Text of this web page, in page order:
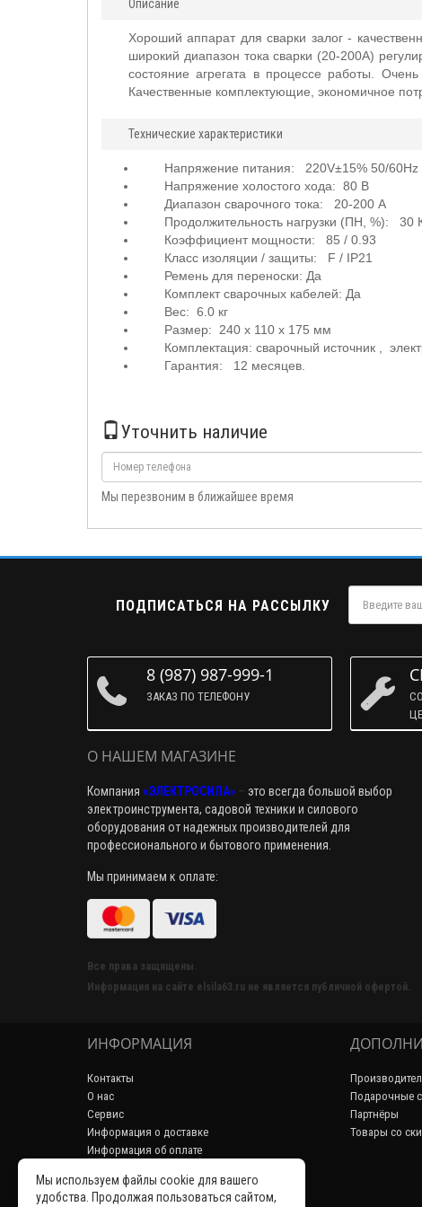
Описание
Хороший аппарат для сварки залог -
широкий диапазон тока сварки (20-200А)
состояние агрегата в процессе работы.
Качественные комплектующие, экономичное
Технические характеристики
Напряжение питания: 220V±15% 50/60Hz
Напряжение холостого хода: 80 В
Диапазон сварочного тока: 20-200 А
Продолжительность нагрузки (ПН, %): 30
Коэффициент мощности: 85 / 0.93
Класс изоляции / защиты: F / IP21
Ремень для переноски: Да
Комплект сварочных кабелей: Да
Вес: 6.0 кг
Размер: 240 x 110 x 175 мм
Комплектация: сварочный источник ,
Гарантия: 12 месяцев.
Уточнить наличие
Мы перезвоним в ближайшее время
ПОДПИСАТЬСЯ НА РАССЫЛКУ
8 (987) 987-999-1
ЗАКАЗ ПО ТЕЛЕФОНУ
О НАШЕМ МАГАЗИНЕ
Компания «ЭЛЕКТРОСИЛА» – это всегда большой выбор
электроинструмента, садовой техники и силового
оборудования от надежных производителей для
профессионального и бытового применения.
Мы принимаем к оплате:
Все права защищены.
Информация на сайте elsila63.ru не является публичной офертой.
ИНФОРМАЦИЯ
Контакты
О нас
Сервис
Информация о доставке
Информация об оплате
Политика конфиденциальности
Возврат товара
Подарочные
Партнёры
Товары со
Мы используем файлы cookie для вашего
удобства. Продолжая пользоваться сайтом,